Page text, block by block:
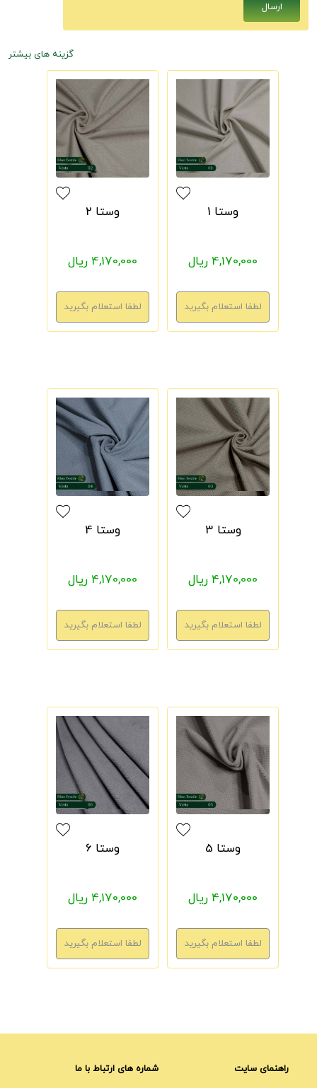
گزینه های بیشتر
وستا 1
4,170,000 ریال
وستا 2
4,170,000 ریال
وستا 3
4,170,000 ریال
وستا 4
4,170,000 ریال
وستا 5
4,170,000 ریال
وستا 6
4,170,000 ریال
راهنمای سایت شماره های ارتباط با ما